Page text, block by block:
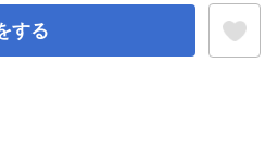
する